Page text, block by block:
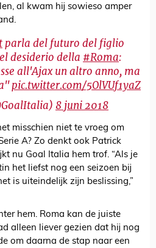
al kwam hij sowieso amper
parla del futuro del figlio
desiderio della #Roma:
all'Ajax un altro anno, ma
pic.twitter.com/5OlVUf1yaZ
8 juni 2018
misschien niet te vroeg om
A? Zo denkt ook Patrick
nu Goal Italia hem trof. “Als je
het liefst nog een seizoen bij
is uiteindelijk zijn beslissing,”
hem. Roma kan de juiste
alleen liever gezien dat hij nog
om daarna de stap naar een